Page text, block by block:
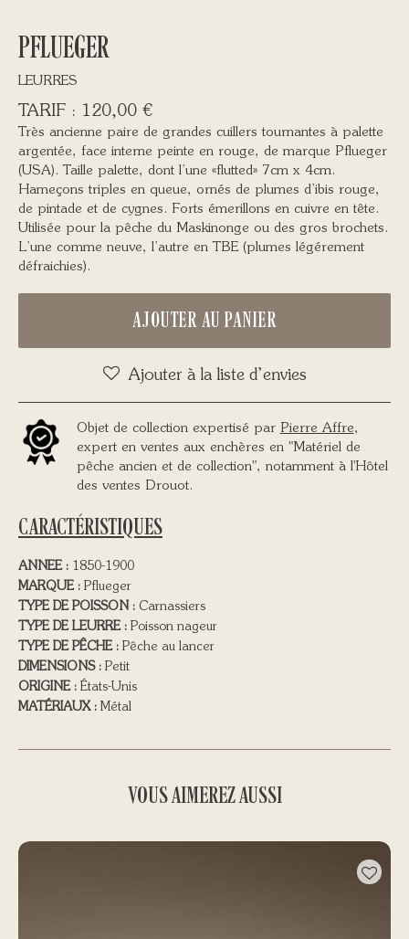
PFLUEGER
LEURRES
120,00 €
Très ancienne paire de grandes cuillers tournantes à palette
argentée, face interne peinte en rouge, de marque Pflueger
(USA). Taille palette, dont l’une «flutted» 7cm x 4cm.
Hameçons triples en queue, ornés de plumes d’ibis rouge,
de pintade et de cygnes. Forts émerillons en cuivre en tête.
Utilisée pour la pêche du Maskinonge ou des gros brochets.
L’une comme neuve, l’autre en TBE (plumes légérement
défraichies).
AJOUTER AU PANIER
Ajouter à la liste d’envies
Objet de collection expertisé par Pierre Affre,
expert en ventes aux enchères en "Matériel de
pêche ancien et de collection", notamment à l'Hôtel
des ventes Drouot.
CARACTÉRISTIQUES
ANNEE : 1850-1900
MARQUE : Pflueger
TYPE DE POISSON : Carnassiers
TYPE DE LEURRE : Poisson nageur
TYPE DE PÊCHE : Pêche au lancer
DIMENSIONS : Petit
ORIGINE : États-Unis
MATÉRIAUX : Métal
VOUS AIMEREZ AUSSI